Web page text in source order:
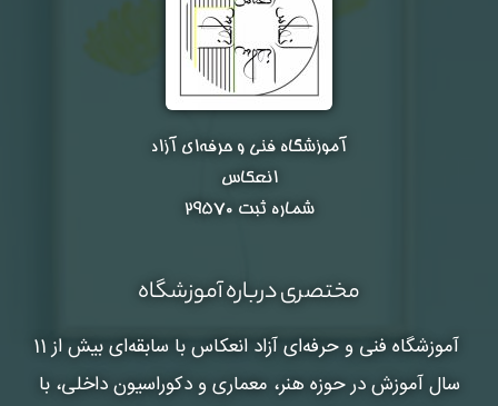
آموزشگاه فنی و حرفه‌ای آزاد
انعکاس
شماره ثبت ۲۹۵۷۰
مختصری درباره آموزشگاه
آموزشگاه فنی و حرفه‌ای آزاد انعکاس
با سابقه‌ای بیش از 11
سال آموزش در حوزه هنر، معماری و دکوراسیون داخلی، با